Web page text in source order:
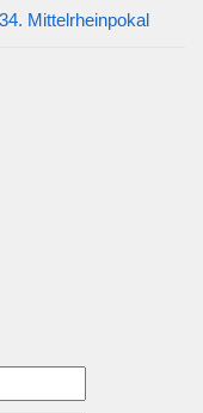
Mittelrheinpokal